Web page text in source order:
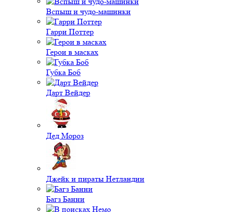
Вспыш и чудо-машинки
Гарри Поттер
Герои в масках
Губка Боб
Дарт Вейдер
Дед Мороз
Джейк и пираты Нетландии
Багз Банни